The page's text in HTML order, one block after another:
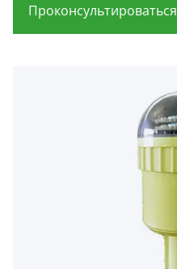
Проконсультироваться